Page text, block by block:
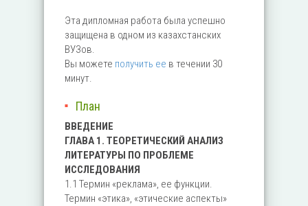
Эта дипломная работа была успешно
защищена в одном из казахстанских
ВУЗов.
Вы можете получить ее в течении 30
минут.
План
ВВЕДЕНИЕ
ГЛАВА 1. ТЕОРЕТИЧЕСКИЙ АНАЛИЗ
ЛИТЕРАТУРЫ ПО ПРОБЛЕМЕ
ИССЛЕДОВАНИЯ
1.1 Термин «реклама», ее функции.
Термин «этика», «этические аспекты»